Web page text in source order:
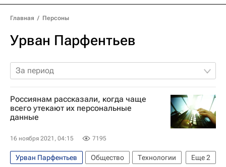
Главная / Персоны
Урван Парфентьев
За период
Россиянам рассказали, когда чаще
всего утекают их персональные
данные
16 ноября 2021, 04:15 7195
Еще2
Урван Парфентьев Общество
Технологии